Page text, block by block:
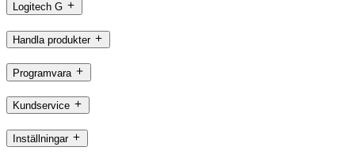
Logitech G
Handla produkter
Programvara
Kundservice
Inställningar